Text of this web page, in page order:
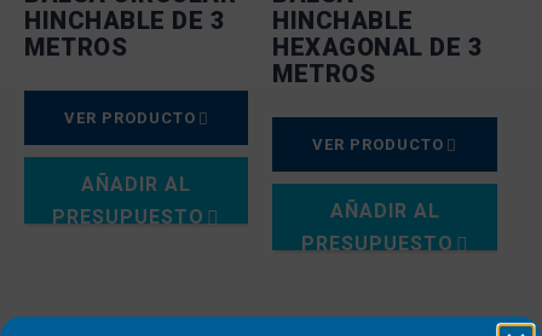
HINCHABLE DE 3
METROS
VER PRODUCTO
AÑADIR AL
PRESUPUESTO
HINCHABLE
HEXAGONAL DE 3
METROS
VER PRODUCTO
AÑADIR AL
PRESUPUESTO